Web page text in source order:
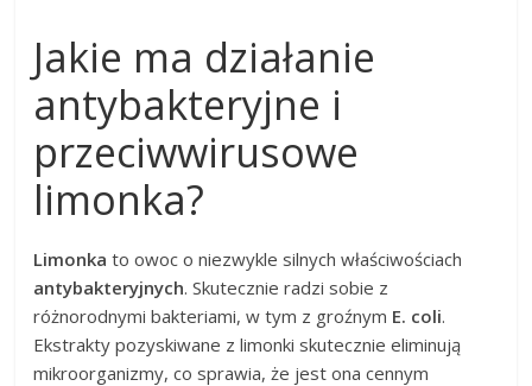
Jakie ma działanie
antybakteryjne i
przeciwwirusowe
limonka?
Limonka to owoc o niezwykle silnych właściwościach
antybakteryjnych. Skutecznie radzi sobie z
różnorodnymi bakteriami, w tym z groźnym E. coli.
Ekstrakty pozyskiwane z limonki skutecznie eliminują
mikroorganizmy, co sprawia, że jest ona cennym